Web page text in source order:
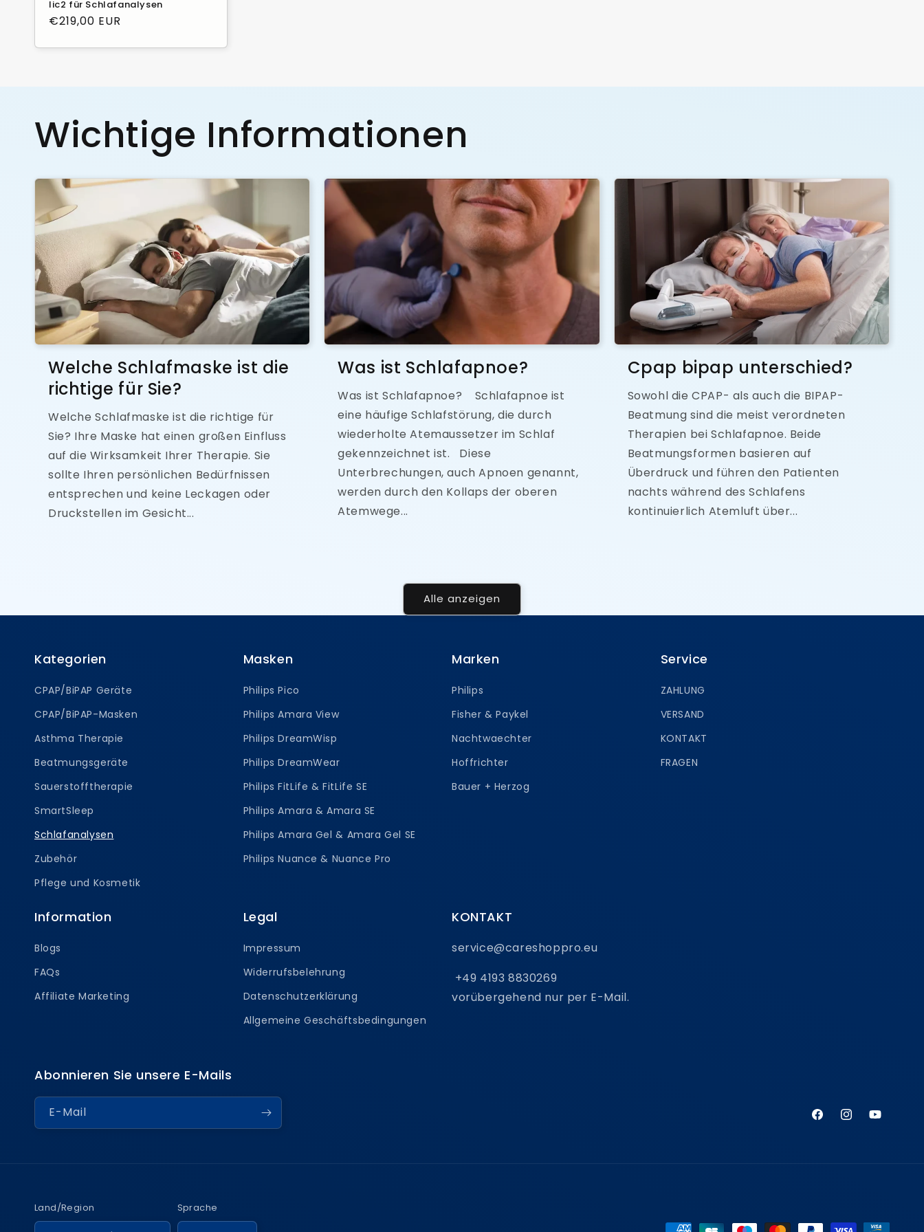
lic2 für Schlafanalysen
Normaler
€219,00 EUR
Wichtige Informationen
Welche Schlafmaske ist die
richtige für Sie?
Welche Schlafmaske ist die richtige für
Sie? Ihre Maske hat einen großen Einfluss
auf die Wirksamkeit Ihrer Therapie. Sie
sollte Ihren persönlichen Bedürfnissen
entsprechen und keine Leckagen oder
Druckstellen im Gesicht...
Was ist Schlafapnoe?
Was ist Schlafapnoe? Schlafapnoe ist
eine häufige Schlafstörung, die durch
wiederholte Atemaussetzer im Schlaf
gekennzeichnet ist. Diese
Unterbrechungen, auch Apnoen genannt,
werden durch den Kollaps der oberen
Atemwege...
Cpap bipap unterschied?
Sowohl die CPAP- als auch die BIPAP-
Beatmung sind die meist verordneten
Therapien bei Schlafapnoe. Beide
Beatmungsformen basieren auf
Überdruck und führen den Patienten
nachts während des Schlafens
kontinuierlich Atemluft über...
Alle anzeigen
Kategorien
CPAP/BiPAP Geräte
CPAP/BiPAP-Masken
Asthma Therapie
Beatmungsgeräte
Sauerstofftherapie
SmartSleep
Schlafanalysen
Zubehör
Pflege und Kosmetik
Masken
Philips Pico
Philips Amara View
Philips DreamWisp
Philips DreamWear
Philips FitLife & FitLife SE
Philips Amara & Amara SE
Philips Amara Gel & Amara Gel SE
Philips Nuance & Nuance Pro
Marken
Philips
Fisher & Paykel
Nachtwaechter
Hoffrichter
Bauer + Herzog
Service
ZAHLUNG
VERSAND
KONTAKT
FRAGEN
Information
Blogs
FAQs
Affiliate Marketing
Legal
Impressum
Widerrufsbelehrung
Datenschutzerklärung
Allgemeine Geschäftsbedingungen
KONTAKT
service@careshoppro.eu
+49 4193 8830269
vorübergehend nur per E-Mail.
Abonnieren Sie unsere E-Mails
E-Mail
FacebookInstagramYouTube
Land/Region Sprache